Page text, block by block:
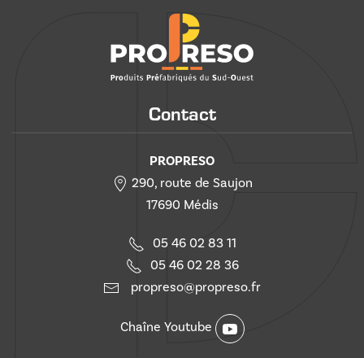
Contact
PROPRESO
290, route de Saujon
17690 Médis
05 46 02 83 11
05 46 02 28 36
propreso@propreso.fr
Chaîne Youtube